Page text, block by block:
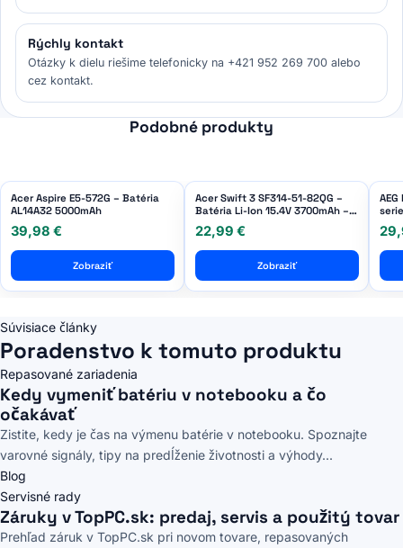
Rýchly kontakt
Otázky k dielu riešime telefonicky na +421 952 269 700 alebo
cez kontakt.
Podobné produkty
Acer Aspire E5-572G – Batéria
AL14A32 5000mAh
39,98 €
Zobraziť
Acer Swift 3 SF314-51-82QG –
Batéria Li-Ion 15.4V 3700mAh –
22,99 €
Zobraziť
Súvisiace články
Poradenstvo k tomuto produktu
Repasované zariadenia
Kedy vymeniť batériu v notebooku a čo
očakávať
Zistite, kedy je čas na výmenu batérie v notebooku. Spoznajte
varovné signály, tipy na predĺženie životnosti a výhody...
Blog
Servisné rady
Záruky v TopPC.sk: predaj, servis a použitý tovar
Prehľad záruk v TopPC.sk pri novom tovare, repasovaných